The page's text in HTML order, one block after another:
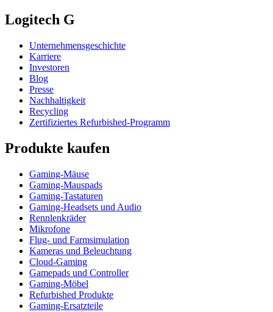
Logitech G
Unternehmensgeschichte
Karriere
Investoren
Blog
Presse
Nachhaltigkeit
Recycling
Zertifiziertes Refurbished-Programm
Produkte kaufen
Gaming-Mäuse
Gaming-Mauspads
Gaming-Tastaturen
Gaming-Headsets und Audio
Rennlenkräder
Mikrofone
Flug- und Farmsimulation
Kameras und Beleuchtung
Cloud-Gaming
Gamepads und Controller
Gaming-Möbel
Refurbished Produkte
Gaming-Ersatzteile